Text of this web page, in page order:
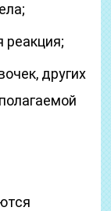
реакция;
других